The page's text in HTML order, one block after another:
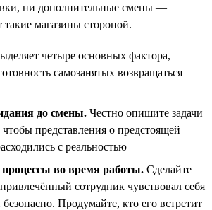
ни дополнительные смены —
такие магазины стороной.
четыре основных фактора,
самозанятых возвращаться
до смены. Честно опишите задачи
чтобы представления о предстоящей
с реальностью
во время работы. Сделайте
сотрудник чувствовал себя
Продумайте, кто его встретит